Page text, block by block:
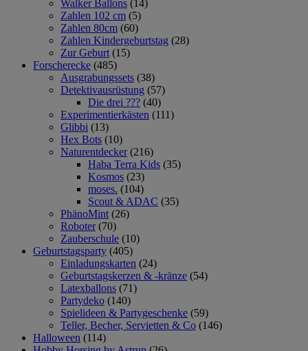
Walker Ballons (14)
Zahlen 102 cm (5)
Zahlen 80cm (60)
Zahlen Kindergeburtstag (28)
Zur Geburt (15)
Forscherecke (485)
Ausgrabungssets (38)
Detektivausrüstung (57)
Die drei ??? (40)
Experimentierkästen (111)
Glibbi (13)
Hex Bots (10)
Naturentdecker (216)
Haba Terra Kids (35)
Kosmos (23)
moses. (104)
Scout & ADAC (35)
PhänoMint (26)
Roboter (70)
Zauberschule (10)
Geburtstagsparty (405)
Einladungskarten (24)
Geburtstagskerzen & -kränze (54)
Latexballons (71)
Partydeko (140)
Spielideen & Partygeschenke (59)
Teller, Becher, Servietten & Co (146)
Halloween (114)